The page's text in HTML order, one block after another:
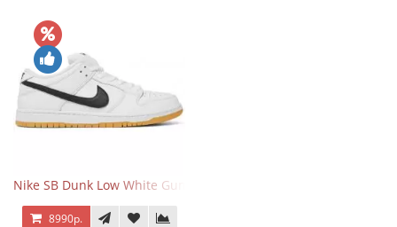
Nike SB Dunk Low White Gum
8990р.